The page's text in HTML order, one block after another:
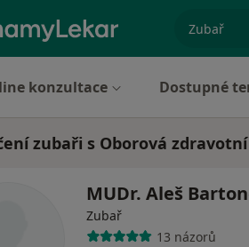
konzultace Dostupné
zubaři s Oborová
MUDr. Aleš
Zubař
13 názorů